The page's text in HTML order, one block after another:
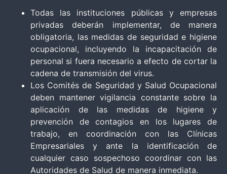
Todas las instituciones públicas y empresas
privadas deberán implementar, de manera
obligatoria, las medidas de seguridad e higiene
ocupacional, incluyendo la incapacitación de
personal si fuera necesario a efecto de cortar la
cadena de transmisión del virus.
Los Comités de Seguridad y Salud Ocupacional
deben mantener vigilancia constante sobre la
aplicación de las medidas de higiene y
prevención de contagios en los lugares de
trabajo, en coordinación con las Clínicas
Empresariales y ante la identificación de
cualquier caso sospechoso coordinar con las
Autoridades de Salud de manera inmediata.